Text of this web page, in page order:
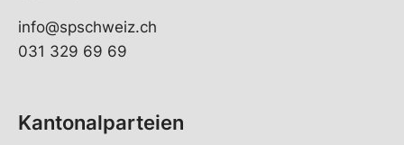
info@spschweiz.ch
031 329 69 69
Kantonalparteien